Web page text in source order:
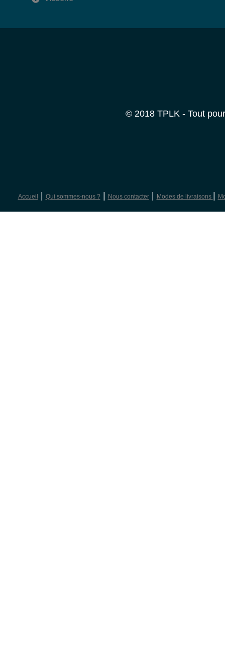
© 2018 TPLK - Tout
Accueil Qui sommes-nous ?| Nous contacter| Modes de livraisons